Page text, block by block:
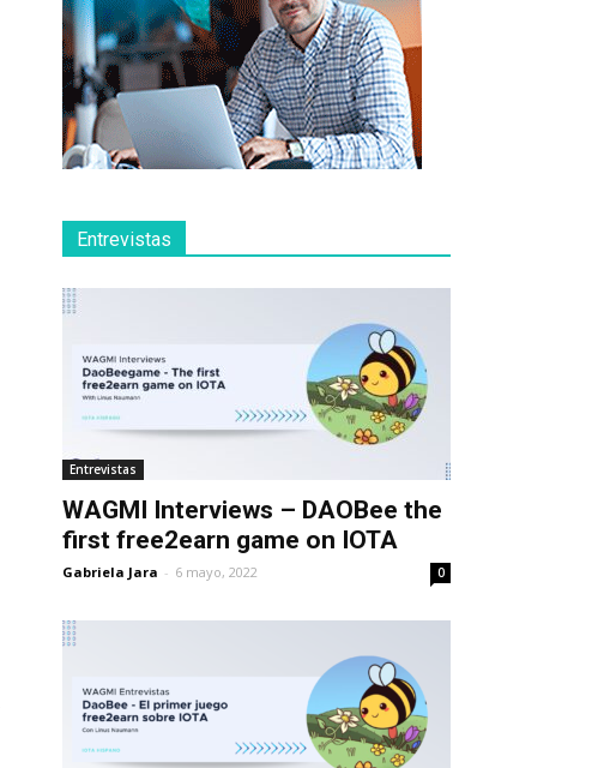
Entrevistas
Entrevistas
WAGMI Interviews – DAOBee the
first free2earn game on IOTA
Gabriela Jara - 6 mayo, 2022 0